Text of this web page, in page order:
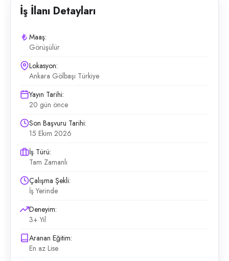
İş İlanı Detayları
Maaş:
Görüşülür
Lokasyon:
Ankara Gölbaşı Türkiye
Yayın Tarihi:
20 gün önce
Son Başvuru Tarihi:
15 Ekim 2026
İş Türü:
Tam Zamanlı
Çalışma Şekli:
İş Yerinde
Deneyim:
3+ Yıl
Aranan Eğitim:
En az Lise